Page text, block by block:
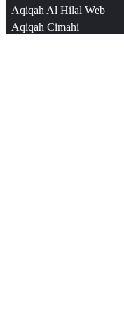
Aqiqah Al Hilal Web
Aqiqah Cimahi